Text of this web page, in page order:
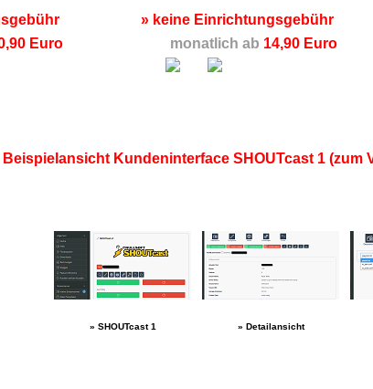
Euro
» keine Einrichtungsgebühr
monatlich ab 14,90 Euro
Beispielansicht Kundeninterface SHOUTcast 1 (zum
» SHOUTcast 1 » Detailansicht